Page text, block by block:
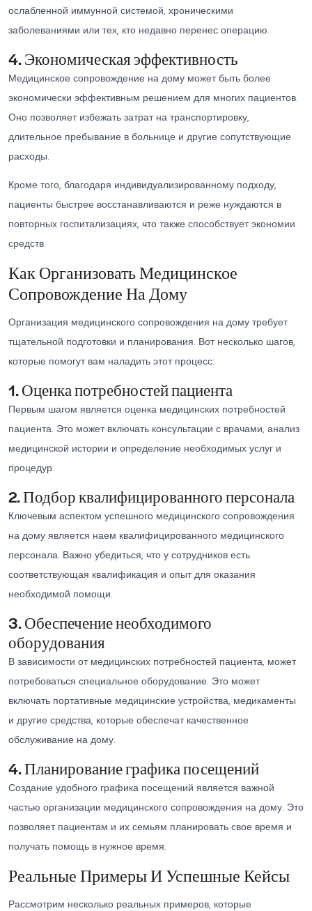
ослабленной иммунной системой, хроническими
заболеваниями или тех, кто недавно перенес операцию.
4. Экономическая эффективность
Медицинское сопровождение на дому может быть более
экономически эффективным решением для многих пациентов.
Оно позволяет избежать затрат на транспортировку,
длительное пребывание в больнице и другие сопутствующие
расходы.
Кроме того, благодаря индивидуализированному подходу,
пациенты быстрее восстанавливаются и реже нуждаются в
повторных госпитализациях, что также способствует экономии
средств.
Как Организовать Медицинское
Сопровождение На Дому
Организация медицинского сопровождения на дому требует
тщательной подготовки и планирования. Вот несколько шагов,
которые помогут вам наладить этот процесс:
1. Оценка потребностей пациента
Первым шагом является оценка медицинских потребностей
пациента. Это может включать консультации с врачами, анализ
медицинской истории и определение необходимых услуг и
процедур.
2. Подбор квалифицированного персонала
Ключевым аспектом успешного медицинского сопровождения
на дому является наем квалифицированного медицинского
персонала. Важно убедиться, что у сотрудников есть
соответствующая квалификация и опыт для оказания
необходимой помощи.
3. Обеспечение необходимого
оборудования
В зависимости от медицинских потребностей пациента, может
потребоваться специальное оборудование. Это может
включать портативные медицинские устройства, медикаменты
и другие средства, которые обеспечат качественное
обслуживание на дому.
4. Планирование графика посещений
Создание удобного графика посещений является важной
частью организации медицинского сопровождения на дому. Это
позволяет пациентам и их семьям планировать свое время и
получать помощь в нужное время.
Реальные Примеры И Успешные Кейсы
Рассмотрим несколько реальных примеров, которые